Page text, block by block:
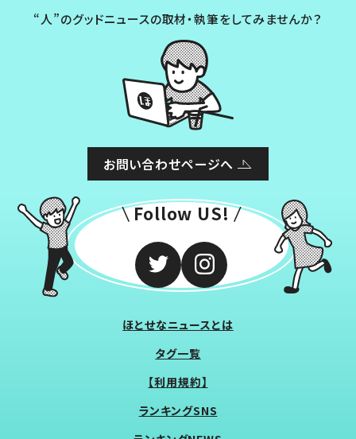
“人”のグッドニュースの取材・執筆をしてみませんか？
お問い合わせページへ
Follow US!
ほとせなニュースとは
タグ一覧
【利用規約】
ランキングSNS